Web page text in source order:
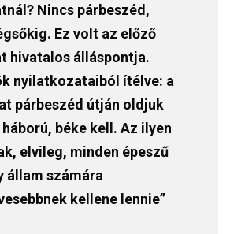
Nincs párbeszéd,
Ez volt az előző
hivatalos álláspontja.
nyilatkozataiból ítélve: a
párbeszéd útján oldjuk
béke kell. Az ilyen
elvileg, minden épeszű
állam számára
kellene lennie”